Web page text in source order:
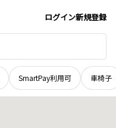
ログイン新規登録
SmartPay利用可 車椅子